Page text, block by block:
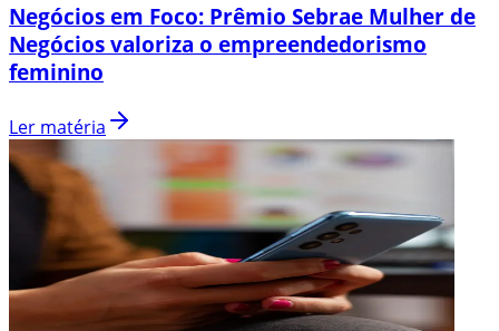
Negócios em Foco: Prêmio Sebrae Mulher de
Negócios valoriza o empreendedorismo
feminino
Ler matéria